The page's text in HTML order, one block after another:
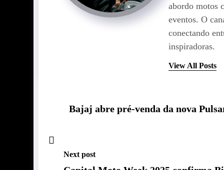
abordo motos
eventos. O
conectando
inspiradoras.
View All Posts
Bajaj abre pré-venda da nova
Next post